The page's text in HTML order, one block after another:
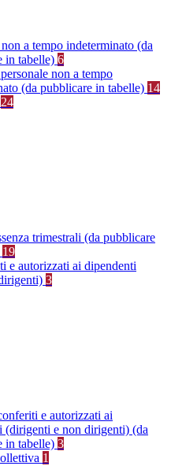
a tempo indeterminato (da
in tabelle) 6
non a tempo
(da pubblicare in tabelle) 14
24
trimestrali (da pubblicare
19
e autorizzati ai dipendenti
3
e autorizzati ai
(dirigenti e non dirigenti) (da
in tabelle) 3
1